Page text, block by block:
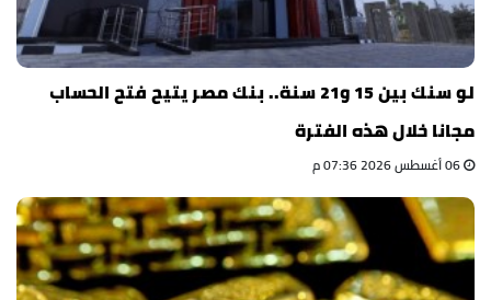
لو سنك بين 15 و21 سنة.. بنك مصر يتيح فتح الحساب
مجانا خلال هذه الفترة